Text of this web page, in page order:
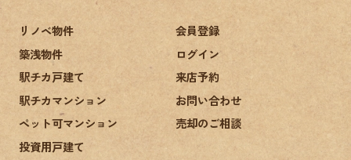
リノベ物件
築浅物件
駅チカ戸建て
駅チカマンション
ペット可マンション
投資用戸建て
会員登録
ログイン
来店予約
お問い合わせ
売却のご相談